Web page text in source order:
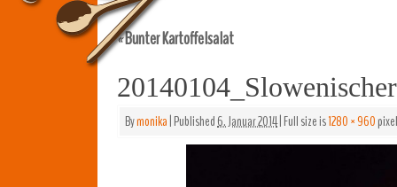
«Bunter Kartoffelsalat
Bymonika|Published6. Januar 2014|Full size is1280 × 960